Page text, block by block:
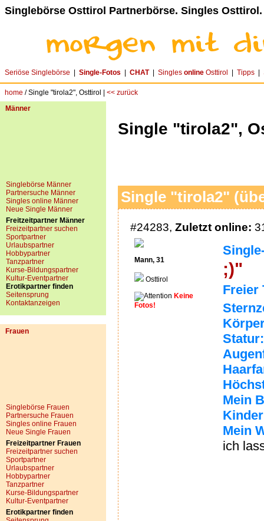
Singlebörse Osttirol Partnerbörse. Singles Osttirol.
Seriöse Singlebörse Single-Fotos CHAT| Singles online Osttirol Tipps
home / Single "tirola2", Osttirol | << zurück
Männer
Singlebörse Männer
Partnersuche Männer
Singles online Männer
Neue Single Männer
Freitzeitpartner Männer
Freizeitpartner suchen
Sportpartner
Urlaubspartner
Hobbypartner
Tanzpartner
Kurse-Bildungspartner
Kultur-Eventpartner
Erotikpartner finden
Seitensprung
Kontaktanzeigen
Frauen
Singlebörse Frauen
Partnersuche Frauen
Singles online Frauen
Neue Single Frauen
Freizeitpartner Frauen
Freizeitpartner suchen
Sportpartner
Urlaubspartner
Hobbypartner
Tanzpartner
Kurse-Bildungspartner
Kultur-Eventpartner
Erotikpartner finden
Single "tirola2",
Single "tirola2"
#24283, Zuletzt online:
Mann, 31
Osttirol
Keine
Fotos!
;)"
Freier
Statur:
Mein
Mein
ich